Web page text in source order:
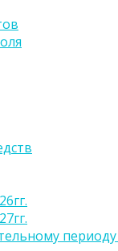
периоду